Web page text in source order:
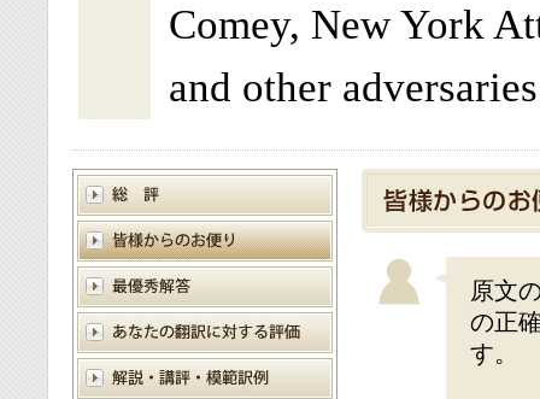
Comey, New York
and other
原文
の正
す。